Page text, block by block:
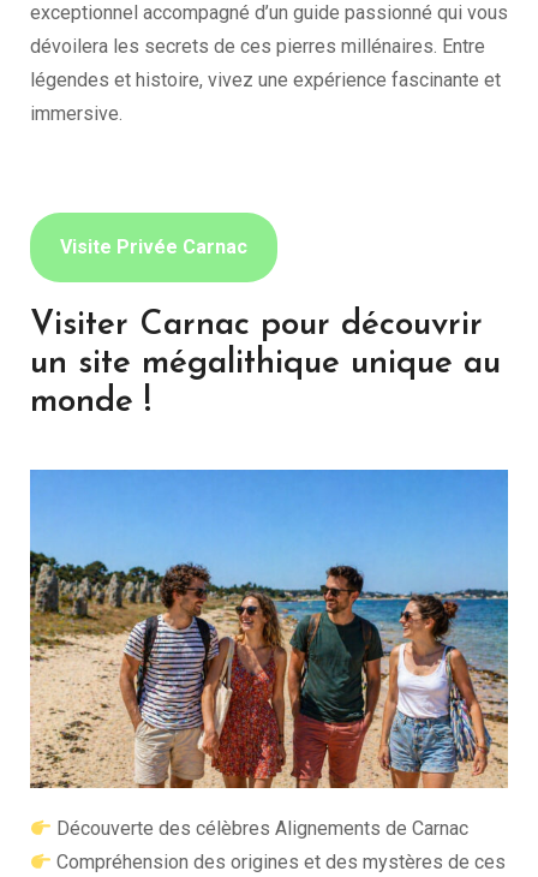
exceptionnel accompagné d’un guide passionné qui vous
dévoilera les secrets de ces pierres millénaires. Entre
légendes et histoire, vivez une expérience fascinante et
immersive.
Visite Privée Carnac
Visiter Carnac pour découvrir
un site mégalithique unique au
monde !
Découverte des célèbresAlignements de Carnac
Compréhension des origines et des mystères de ces